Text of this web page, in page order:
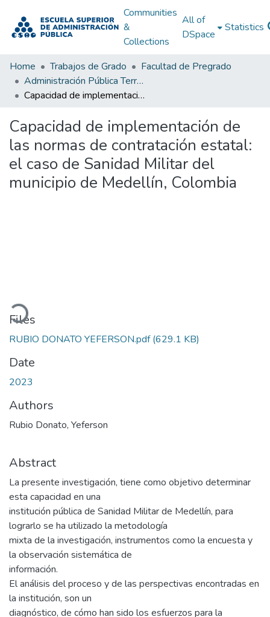
Communities
&
Collections
All of
DSpace
Statistics
Home Trabajos de Grado
Facultad de Pregrado
Administración Pública Territorial (APT)
Capacidad de implementación de las normas de contratación estatal: el caso de Sanidad Militar del municipio de Medellín, Colombia
Capacidad de implementación de
las normas de contratación estatal:
el caso de Sanidad Militar del
municipio de Medellín, Colombia
Loading...
Files
RUBIO DONATO YEFERSON.pdf(629.1 KB)
Date
2023
Authors
Rubio Donato, Yeferson
Abstract
La presente investigación, tiene como objetivo determinar
esta capacidad en una
institución pública de Sanidad Militar de Medellín, para
lograrlo se ha utilizado la metodología
mixta de la investigación, instrumentos como la encuesta y
la observación sistemática de
información.
El análisis del proceso y de las perspectivas encontradas en
la institución, son un
diagnóstico, de cómo han sido los esfuerzos para la